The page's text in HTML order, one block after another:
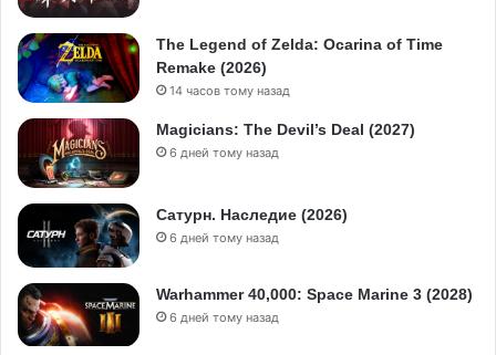
The Legend of Zelda: Ocarina of Time
Remake (2026)
14 часов тому назад
Magicians: The Devil’s Deal (2027)
6 дней тому назад
Сатурн. Наследие (2026)
6 дней тому назад
Warhammer 40,000: Space Marine 3 (2028)
6 дней тому назад